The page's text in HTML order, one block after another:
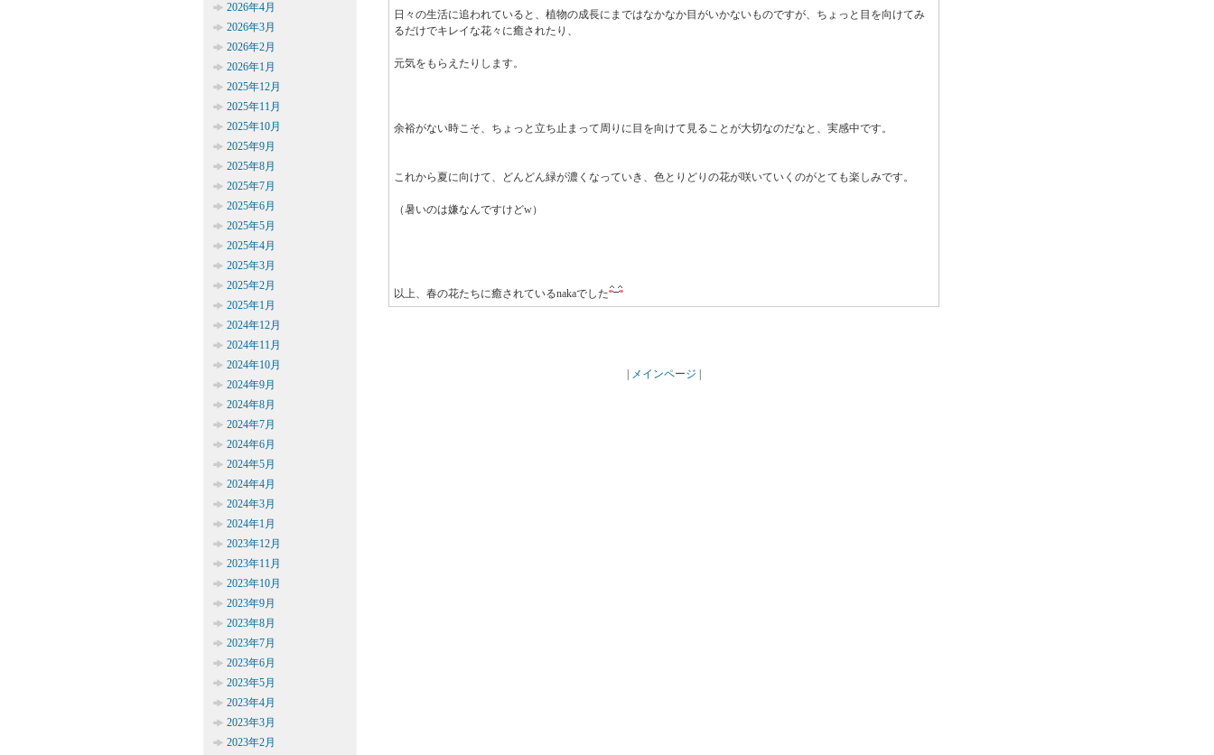
日々の生活に追われていると、植物の成長にまではなかなか目がいかないものですが、ちょっと目を向けてみ
るだけでキレイな花々に癒されたり、
元気をもらえたりします。
余裕がない時こそ、ちょっと立ち止まって周りに目を向けて見ることが大切なのだなと、実感中です。
これから夏に向けて、どんどん緑が濃くなっていき、色とりどりの花が咲いていくのがとても楽しみです。
（暑いのは嫌なんですけどw）
以上、春の花たちに癒されているnakaでした
メインページ
2026年4月
2026年3月
2026年2月
2026年1月
2025年12月
2025年11月
2025年10月
2025年9月
2025年8月
2025年7月
2025年6月
2025年5月
2025年4月
2025年3月
2025年2月
2025年1月
2024年12月
2024年11月
2024年10月
2024年9月
2024年8月
2024年7月
2024年6月
2024年5月
2024年4月
2024年3月
2024年1月
2023年12月
2023年11月
2023年10月
2023年9月
2023年8月
2023年7月
2023年6月
2023年5月
2023年4月
2023年3月
2023年2月